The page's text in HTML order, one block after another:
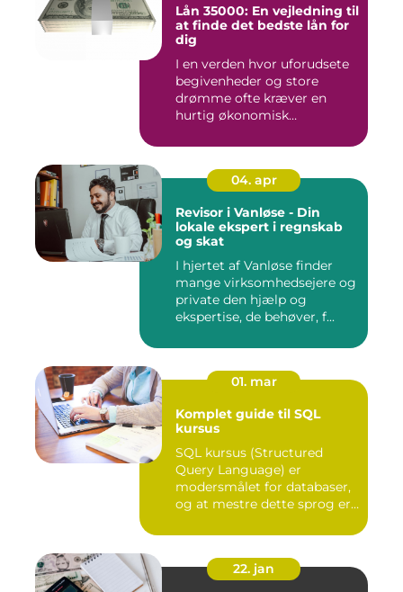
Lån 35000: En vejledning til
at finde det bedste lån for
dig
I en verden hvor uforudsete
begivenheder og store
drømme ofte kræver en
hurtig økonomisk
04. apr
Revisor i Vanløse - Din
lokale ekspert i regnskab
og skat
I hjertet af Vanløse finder
mange virksomhedsejere og
private den hjælp og
ekspertise, de behøver, f...
01. mar
Komplet guide til SQL
kursus
SQL kursus (Structured
Query Language) er
modersmålet for databaser,
og at mestre dette sprog er
22. jan